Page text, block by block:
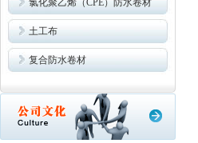
氯化聚乙烯（CPE）防水卷材
土工布
复合防水卷材